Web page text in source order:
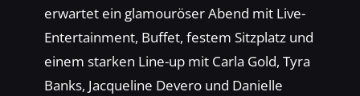
erwartet ein glamouröser Abend mit Live-
Entertainment, Buffet, festem Sitzplatz und
einem starken Line-up mit Carla Gold, Tyra
Banks, Jacqueline Devero und Danielle